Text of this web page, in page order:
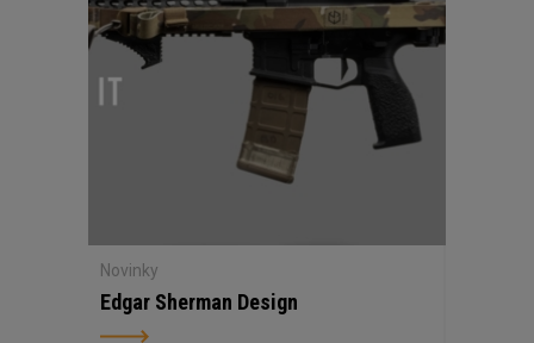
Novinky
Edgar Sherman Design